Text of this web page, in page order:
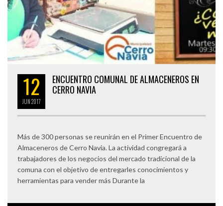
12
JUN2017
ENCUENTRO COMUNAL DE ALMACENEROS EN
CERRO NAVIA
Más de 300 personas se reunirán en el Primer Encuentro de
Almaceneros de Cerro Navia. La actividad congregará a
trabajadores de los negocios del mercado tradicional de la
comuna con el objetivo de entregarles conocimientos y
herramientas para vender más Durante la